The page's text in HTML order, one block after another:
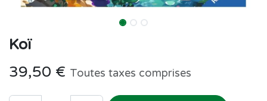
Koï
39,50 € Toutes taxes comprises